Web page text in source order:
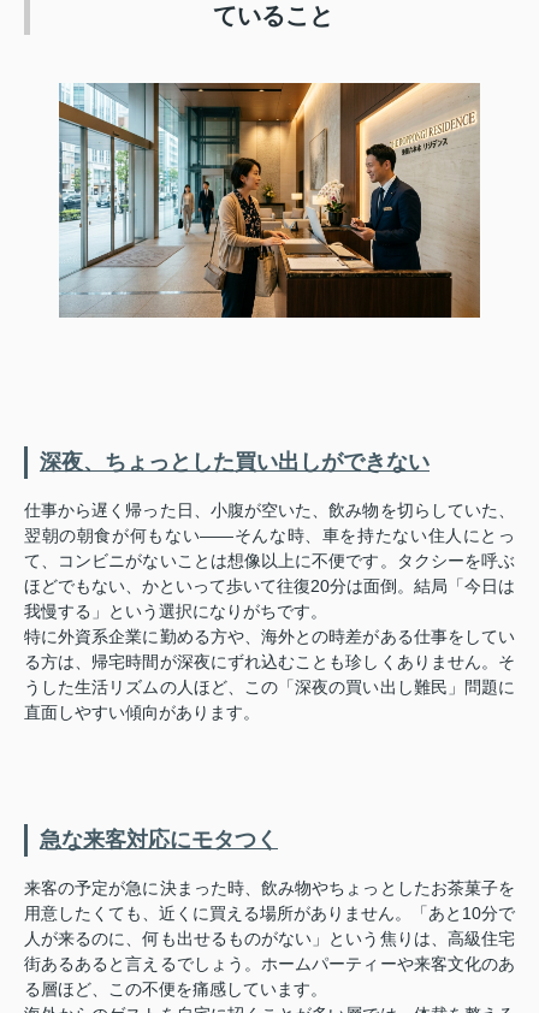
ていること
深夜、ちょっとした買い出しができない
仕事から遅く帰った日、小腹が空いた、飲み物を切らしていた、
翌朝の朝食が何もない——そんな時、車を持たない住人にとっ
て、コンビニがないことは想像以上に不便です。タクシーを呼ぶ
ほどでもない、かといって歩いて往復20分は面倒。結局「今日は
我慢する」という選択になりがちです。
特に外資系企業に勤める方や、海外との時差がある仕事をしてい
る方は、帰宅時間が深夜にずれ込むことも珍しくありません。そ
うした生活リズムの人ほど、この「深夜の買い出し難民」問題に
直面しやすい傾向があります。
急な来客対応にモタつく
来客の予定が急に決まった時、飲み物やちょっとしたお茶菓子を
用意したくても、近くに買える場所がありません。「あと10分で
人が来るのに、何も出せるものがない」という焦りは、高級住宅
街あるあると言えるでしょう。ホームパーティーや来客文化のあ
る層ほど、この不便を痛感しています。